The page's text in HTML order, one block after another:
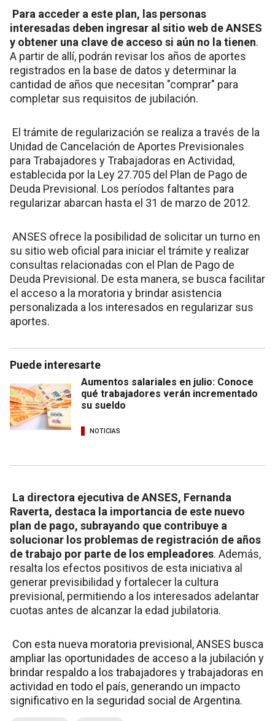
Para acceder a este plan, las personas
interesadas deben ingresar al sitio web de ANSES
y obtener una clave de acceso si aún no la tienen.
A partir de allí, podrán revisar los años de aportes
registrados en la base de datos y determinar la
cantidad de años que necesitan "comprar" para
completar sus requisitos de jubilación.
El trámite de regularización se realiza a través de la
Unidad de Cancelación de Aportes Previsionales
para Trabajadores y Trabajadoras en Actividad,
establecida por la Ley 27.705 del Plan de Pago de
Deuda Previsional. Los períodos faltantes para
regularizar abarcan hasta el 31 de marzo de 2012.
ANSES ofrece la posibilidad de solicitar un turno en
su sitio web oficial para iniciar el trámite y realizar
consultas relacionadas con el Plan de Pago de
Deuda Previsional. De esta manera, se busca facilitar
el acceso a la moratoria y brindar asistencia
personalizada a los interesados en regularizar sus
aportes.
Puede interesarte
Aumentos salariales en julio: Conoce
qué trabajadores verán incrementado
su sueldo
NOTICIAS
La directora ejecutiva de ANSES, Fernanda
Raverta, destaca la importancia de este nuevo
plan de pago, subrayando que contribuye a
solucionar los problemas de registración de años
de trabajo por parte de los empleadores. Además,
resalta los efectos positivos de esta iniciativa al
generar previsibilidad y fortalecer la cultura
previsional, permitiendo a los interesados adelantar
cuotas antes de alcanzar la edad jubilatoria.
Con esta nueva moratoria previsional, ANSES busca
ampliar las oportunidades de acceso a la jubilación y
brindar respaldo a los trabajadores y trabajadoras en
actividad en todo el país, generando un impacto
significativo en la seguridad social de Argentina.